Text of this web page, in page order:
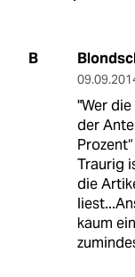
B
"Wer
der
Traurig
die
kaum